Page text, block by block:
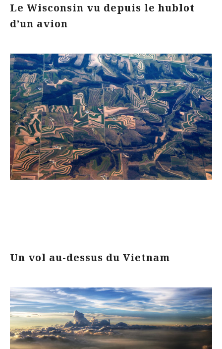
Le Wisconsin vu depuis le hublot
d’un avion
Un vol au-dessus du Vietnam